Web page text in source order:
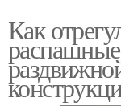
Как